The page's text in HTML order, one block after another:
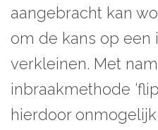
aangebracht kan
om de kans op een
verkleinen. Met
inbraakmethode
hierdoor